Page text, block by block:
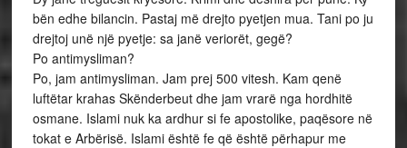
bën edhe bilancin. Pastaj më drejto pyetjen mua. Tani po ju
drejtoj unë një pyetje: sa janë veriorët, gegë?
Po antimysliman?
Po, jam antimysliman. Jam prej 500 vitesh. Kam qenë
luftëtar krahas Skënderbeut dhe jam vrarë nga hordhitë
osmane. Islami nuk ka ardhur si fe apostolike, paqësore në
tokat e Arbërisë. Islami është fe që është përhapur me